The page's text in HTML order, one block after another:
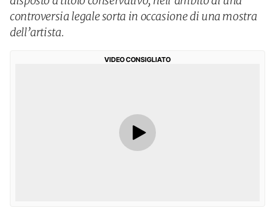
controversia legale sorta in occasione di una mostra
dell’artista.
VIDEO CONSIGLIATO